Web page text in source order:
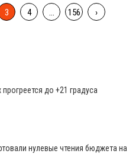
3 4 ... 156 ›
до +21 градуса
нулевые чтения бюджета на